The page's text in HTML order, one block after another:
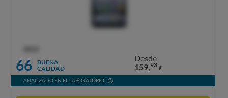
66
BUENA
CALIDAD
Desde
159,93 €
ANALIZADO EN EL LABORATORIO